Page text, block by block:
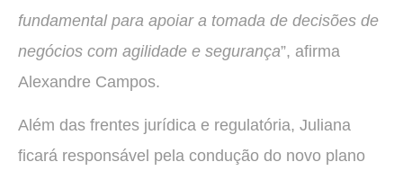
fundamental para apoiar a tomada de decisões de
negócios com agilidade e segurança”, afirma
Alexandre Campos.
Além das frentes jurídica e regulatória, Juliana
ficará responsável pela condução do novo plano